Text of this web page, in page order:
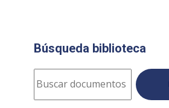
Búsqueda biblioteca